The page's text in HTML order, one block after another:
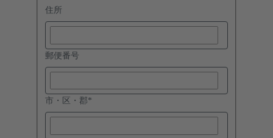
住所
郵便番号
市・区・郡*